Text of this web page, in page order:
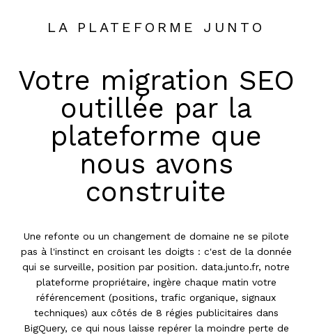
LA PLATEFORME JUNTO
Votre migration SEO
outillée par la
plateforme que
nous avons
construite
Une refonte ou un changement de domaine ne se pilote
pas à l'instinct en croisant les doigts : c'est de la donnée
qui se surveille, position par position. data.junto.fr, notre
plateforme propriétaire, ingère chaque matin votre
référencement (positions, trafic organique, signaux
techniques) aux côtés de 8 régies publicitaires dans
BigQuery, ce qui nous laisse repérer la moindre perte de